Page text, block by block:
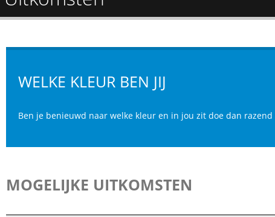
WELKE KLEUR BEN JIJ
Ben je benieuwd naar welke kleur en in jou zit doe dan razend
MOGELIJKE UITKOMSTEN